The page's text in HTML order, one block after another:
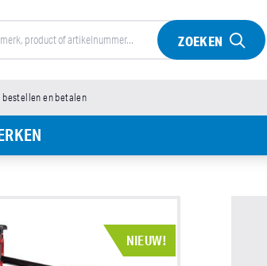
ZOEKEN
bestellen en betalen
NIEUW!